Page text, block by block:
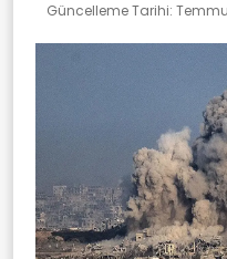
Güncelleme Tarihi: